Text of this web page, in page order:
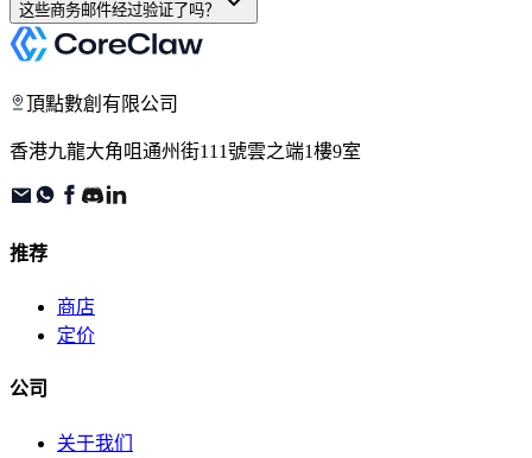
这些商务邮件经过验证了吗？
頂點數創有限公司
香港九龍大角咀通州街111號雲之端1樓9室
推荐
商店
定价
公司
关于我们